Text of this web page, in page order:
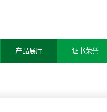
产品展厅 证书荣誉